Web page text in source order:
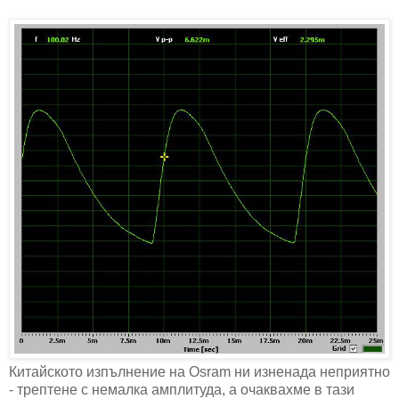
Китайското изпълнение на Osram ни изненада неприятно
- трептене с немалка амплитуда, а очаквахме в тази